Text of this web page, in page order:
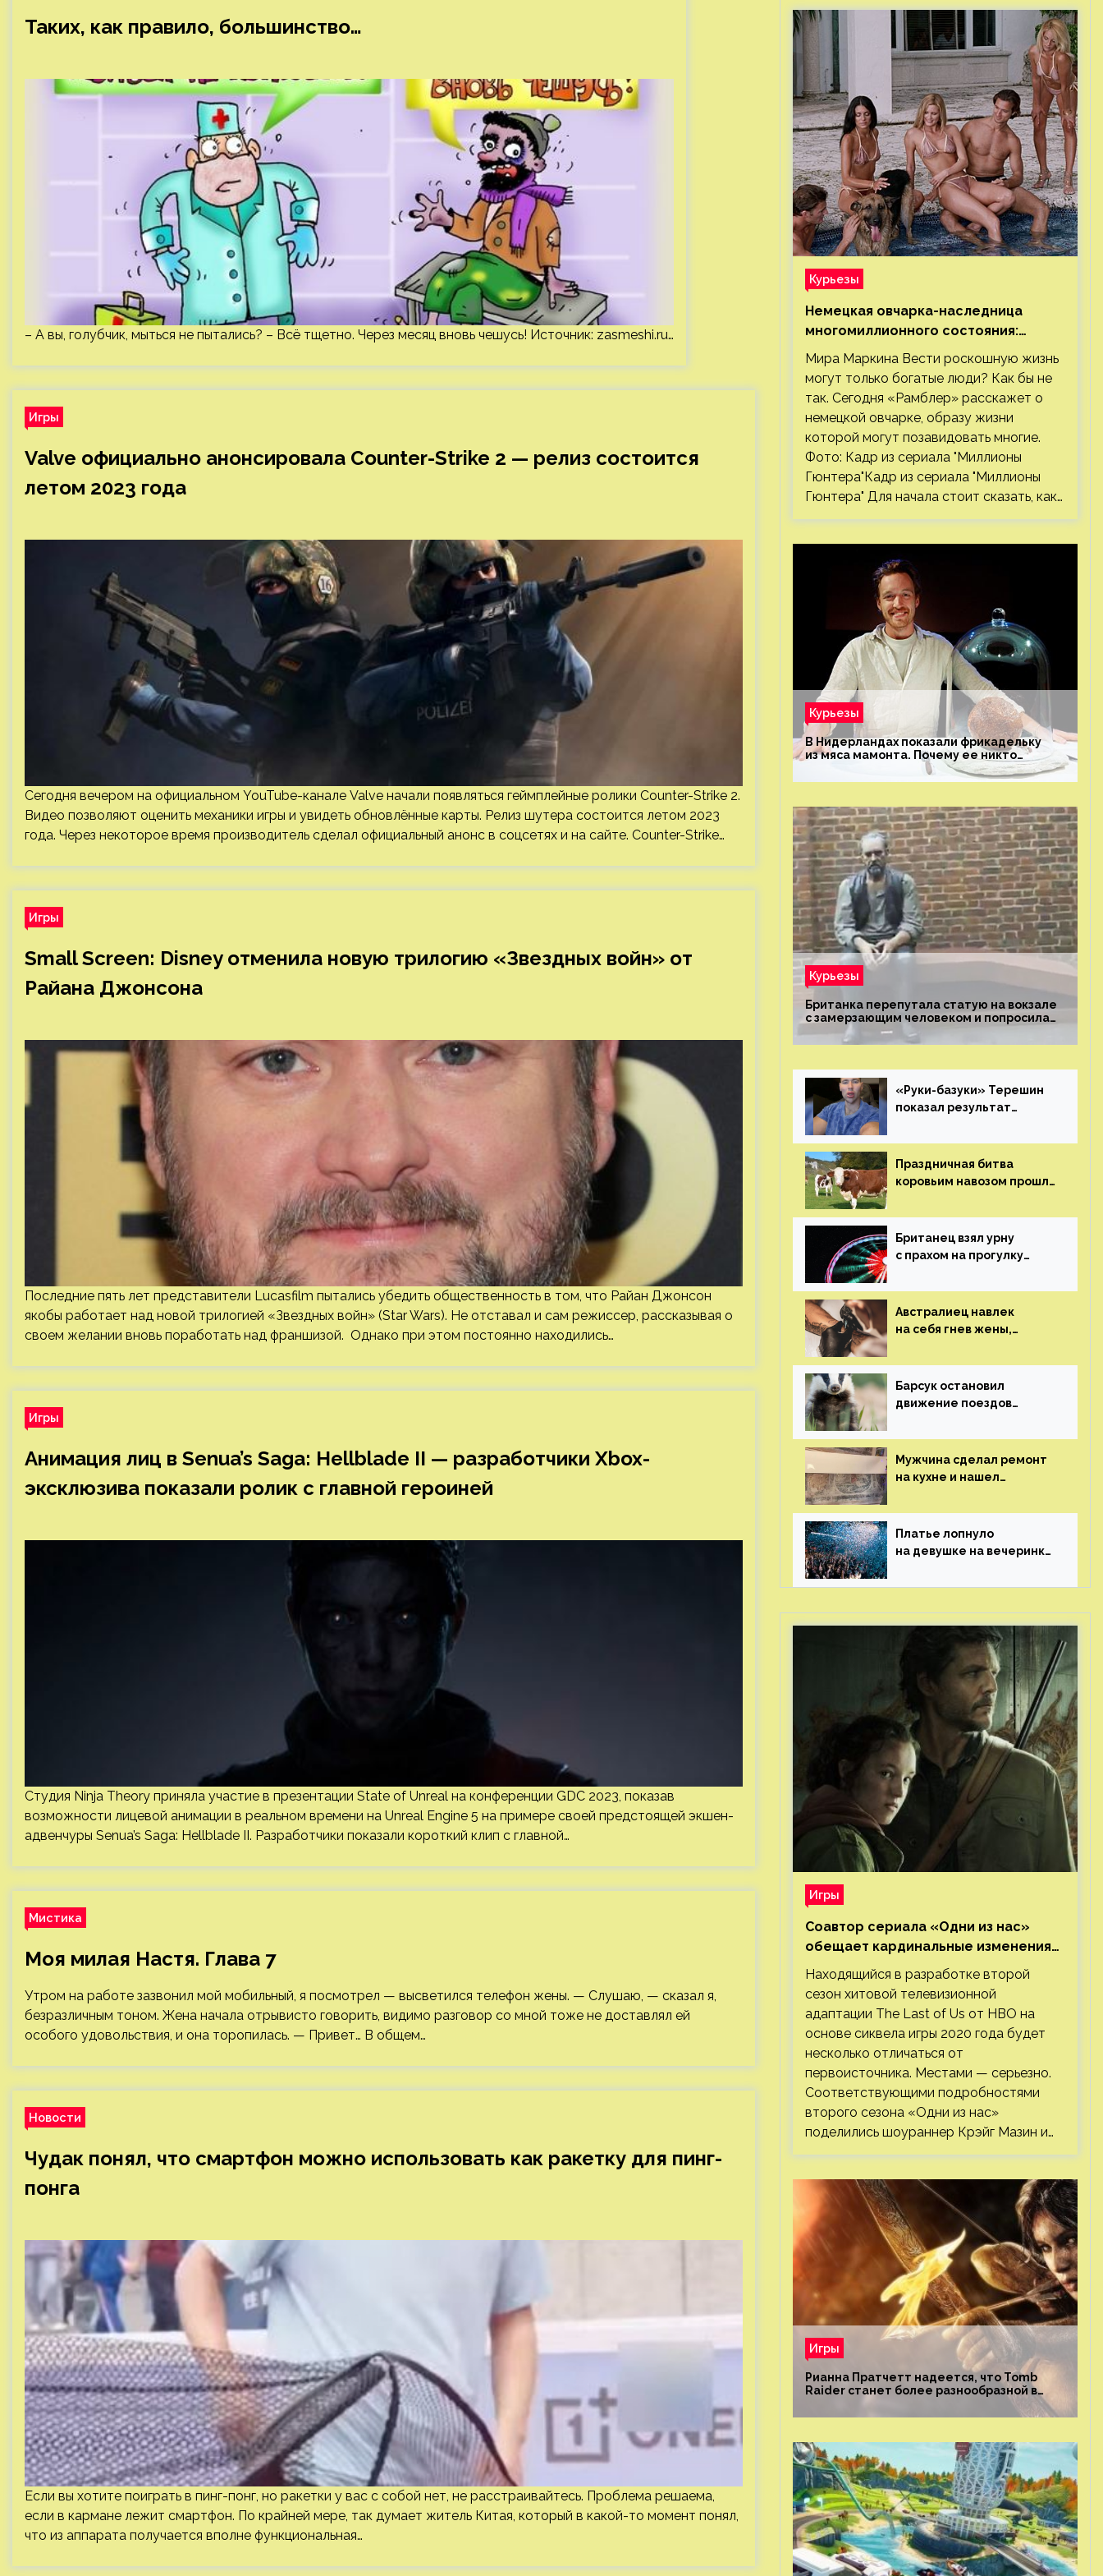
Таких, как правило, большинство…
– А вы, голубчик, мыться не пытались? – Всё тщетно. Через месяц вновь чешусь! Источник: zasmeshi.ru…
Игры
Valve официально анонсировала Counter-Strike 2 — релиз состоится
летом 2023 года
Сегодня вечером на официальном YouTube-канале Valve начали появляться геймплейные ролики Counter-Strike 2.
Видео позволяют оценить механики игры и увидеть обновлённые карты. Релиз шутера состоится летом 2023
года. Через некоторое время производитель сделал официальный анонс в соцсетях и на сайте. Counter-Strike…
Игры
Small Screen: Disney отменила новую трилогию «Звездных войн» от
Райана Джонсона
Последние пять лет представители Lucasfilm пытались убедить общественность в том, что Райан Джонсон
якобы работает над новой трилогией «Звездных войн» (Star Wars). Не отставал и сам режиссер, рассказывая о
своем желании вновь поработать над франшизой. Однако при этом постоянно находились…
Игры
Анимация лиц в Senua’s Saga: Hellblade II — разработчики Xbox-
эксклюзива показали ролик с главной героиней
Студия Ninja Theory приняла участие в презентации State of Unreal на конференции GDC 2023, показав
возможности лицевой анимации в реальном времени на Unreal Engine 5 на примере своей предстоящей экшен-
адвенчуры Senua’s Saga: Hellblade II. Разработчики показали короткий клип с главной…
Мистика
Моя милая Настя. Глава 7
Утром на работе зазвонил мой мобильный, я посмотрел — высветился телефон жены. — Слушаю, — сказал я,
безразличным тоном. Жена начала отрывисто говорить, видимо разговор со мной тоже не доставлял ей
особого удовольствия, и она торопилась. — Привет… В общем…
Новости
Чудак понял, что смартфон можно использовать как ракетку для пинг-
понга
Если вы хотите поиграть в пинг-понг, но ракетки у вас с собой нет, не расстраивайтесь. Проблема решаема,
если в кармане лежит смартфон. По крайней мере, так думает житель Китая, который в какой-то момент понял,
что из аппарата получается вполне функциональная…
Курьезы
Немецкая овчарка-наследница
многомиллионного состояния:
правда или миф
Мира Маркина Вести роскошную жизнь
могут только богатые люди? Как бы не
так. Сегодня «Рамблер» расскажет о
немецкой овчарке, образу жизни
которой могут позавидовать многие.
Фото: Кадр из сериала "Миллионы
Гюнтера"Кадр из сериала "Миллионы
Гюнтера" Для начала стоит сказать, как…
Курьезы
В Нидерландах показали фрикадельку
из мяса мамонта. Почему ее никто
Курьезы
Британка перепутала статую на вокзале
с замерзающим человеком и попросила
о помощи
«Руки-базуки» Терешин
показал результат
Праздничная битва
коровьим навозом прошла
Британец взял урну
с прахом на прогулку
Австралиец навлек
на себя гнев жены,
с ее неудачной
фотографией
Барсук остановил
движение поездов
Мужчина сделал ремонт
на кухне и нашел
возрастом 400 лет
Платье лопнуло
на девушке на вечеринке
Игры
Соавтор сериала «Одни из нас»
обещает кардинальные изменения
во втором сезоне
Находящийся в разработке второй
сезон хитовой телевизионной
адаптации The Last of Us от HBO на
основе сиквела игры 2020 года будет
несколько отличаться от
первоисточника. Местами — серьезно.
Соответствующими подробностями
второго сезона «Одни из нас»
поделились шоураннер Крэйг Мазин и…
Игры
Рианна Пратчетт надеется, что Tomb
Raider станет более разнообразной в
плане репрезентации